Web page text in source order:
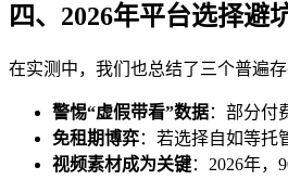
四、2026年平台选择避
在实测中，我们也总结了三个普遍存
警惕“虚假带看”数据：部分付
免租期博弈：若选择自如等托
视频素材成为关键：2026年，